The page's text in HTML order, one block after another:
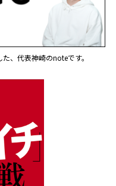
、代表神崎のnoteです。